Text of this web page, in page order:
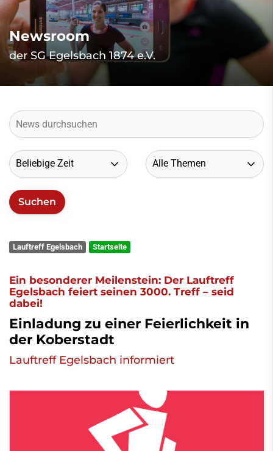
Newsroom
der SG Egelsbach 1874 e.V.
Lauftreff Egelsbach Startseite
Ein besonderer Meilenstein: Der Lauftreff
Egelsbach feiert seinen 3000. Treff – seid
dabei!
Einladung zu einer Feierlichkeit in
der Koberstadt
Lauftreff Egelsbach informiert